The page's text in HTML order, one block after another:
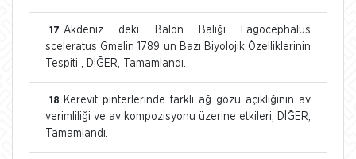
17 Akdeniz deki Balon Balığı Lagocephalus
sceleratus Gmelin 1789 un Bazı Biyolojik Özelliklerinin
Tespiti , DİĞER, Tamamlandı.
18
Kerevit pinterlerinde farklı ağ gözü açıklığının av
verimliliği ve av kompozisyonu üzerine etkileri, DİĞER,
Tamamlandı.